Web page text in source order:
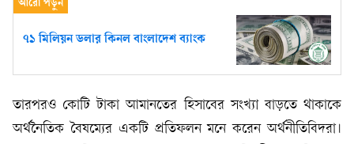
৭১ মিলিয়ন ডলার কিনল বাংলাদেশ ব্যাংক
তারপরও কোটি টাকা আমানতের হিসাবের সংখ্যা বাড়তে থাকাকে
অর্থনৈতিক বৈষম্যের একটি প্রতিফলন মনে করেন অর্থনীতিবিদরা।